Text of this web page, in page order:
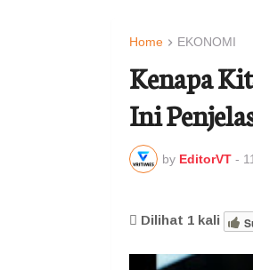
Home EKONOMI
Kenapa
Ini
by EditorVT -
Dilihat 1 kali